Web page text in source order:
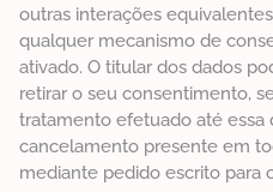
outras interações
qualquer mecanismo de
ativado. O titular dos dados
retirar o seu consentimento,
tratamento efetuado até essa
cancelamento presente em
mediante pedido escrito para